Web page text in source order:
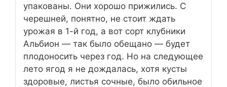
упакованы. Они хорошо прижились. С
черешней, понятно, не стоит ждать
урожая в 1-й год, а вот сорт клубники
Альбион — так было обещано — будет
плодоносить через год. Но на следующее
лето ягод я не дождалась, хотя кусты
здоровые, листья сочные, было обильное